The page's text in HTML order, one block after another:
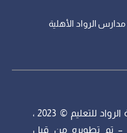
الرواد الأهلية
مدارس الرواد التابعة لشركة الرواد للتعليم © 2023 ،
تم تطويره من قبل